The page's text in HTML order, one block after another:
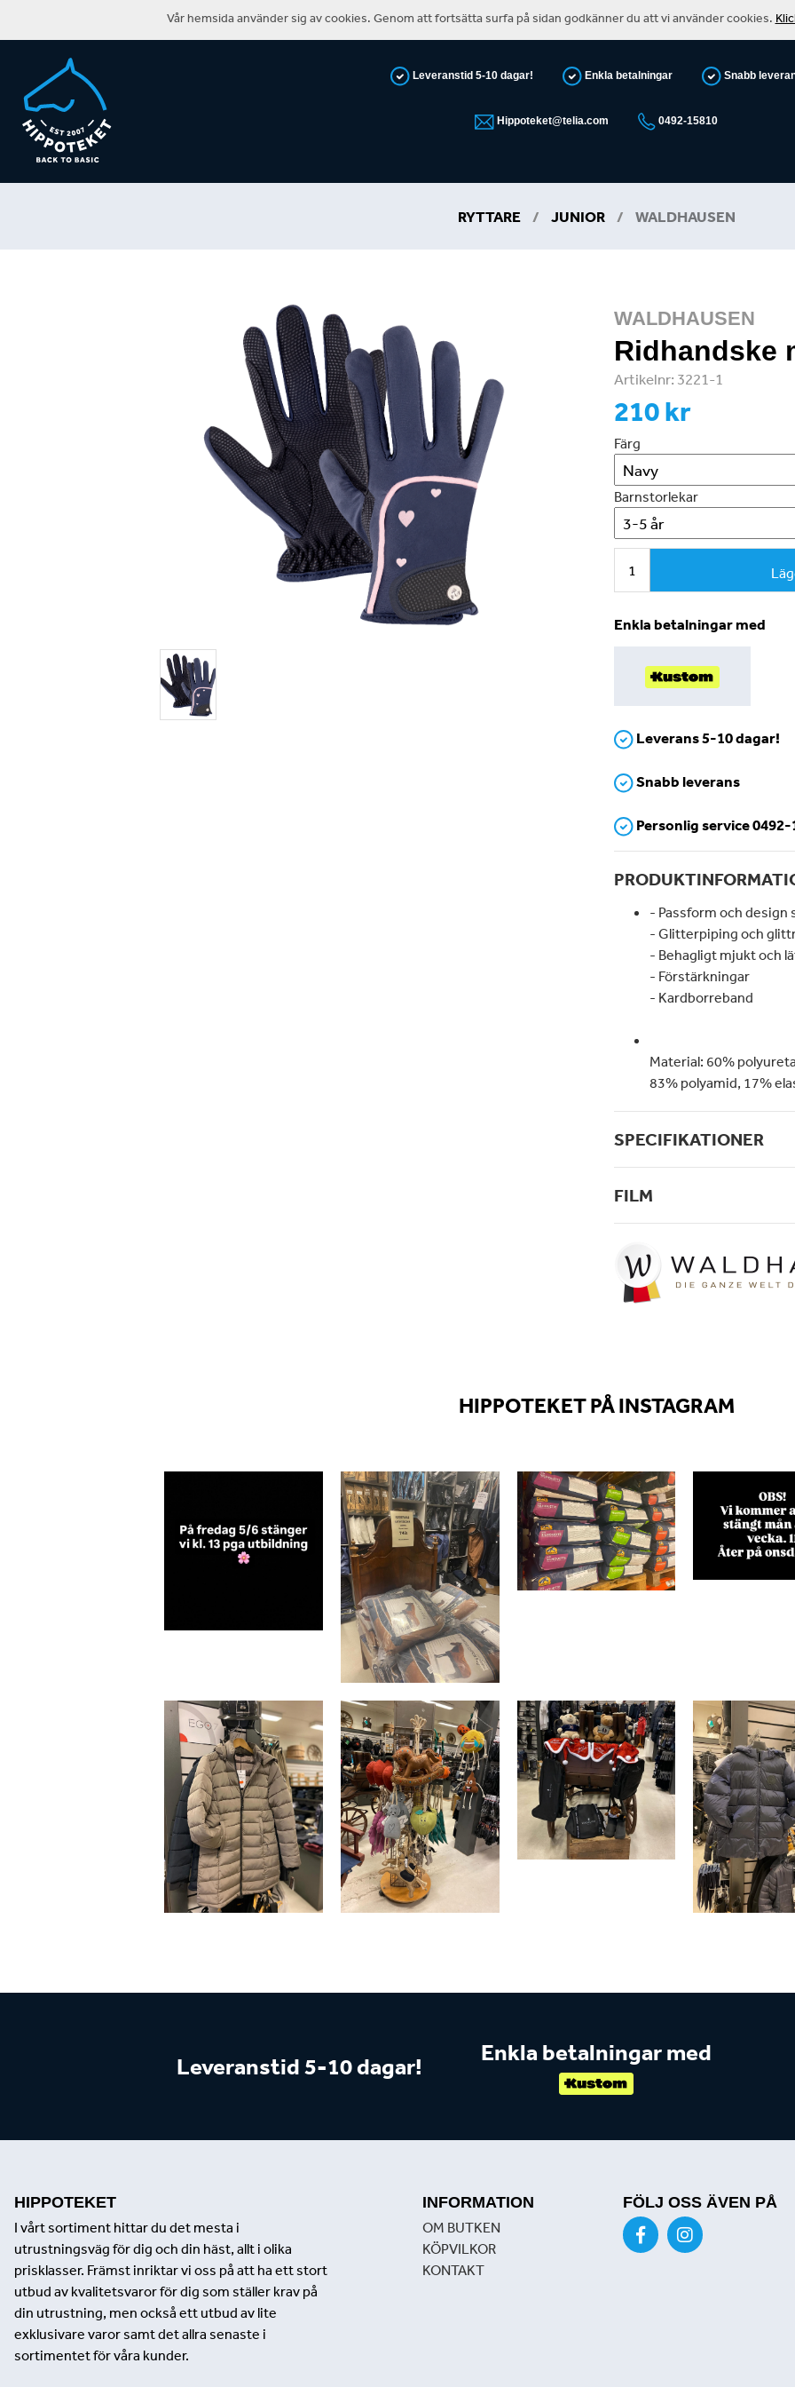
Leveranstid 5-10 dagar! Enkla betalningar Snabb
Hippoteket@telia.com 0492-15810
RYTTARE / JUNIOR / WALDHAUSEN
WALDHAUSEN
Ridhandske
Artikelnr: 3221-1
210 kr
Färg
Barnstorlekar
Enkla betalningar med
Leverans 5-10 dagar!
Snabb leverans
Personlig service 0492-
- Passform och design
- Glitterpiping och
- Behagligt mjukt och
- Förstärkningar
- Kardborreband
Material: 60%
83% polyamid, 17%
SPECIFIKATIONER
FILM
HIPPOTEKET PÅ INSTAGRAM
Leveranstid 5-10 dagar!
Enkla betalningar med
HIPPOTEKET
I vårt sortiment hittar du det mesta i
utrustningsväg för dig och din häst, allt i olika
prisklasser. Främst inriktar vi oss på att ha ett stort
utbud av kvalitetsvaror för dig som ställer krav på
din utrustning, men också ett utbud av lite
exklusivare varor samt det allra senaste i
sortimentet för våra kunder.
INFORMATION
OM BUTKEN
KÖPVILKOR
KONTAKT
FÖLJ OSS ÄVEN PÅ
Vår hemsida använder sig av cookies. Genom att fortsätta surfa på sidan godkänner du att vi använder cookies.